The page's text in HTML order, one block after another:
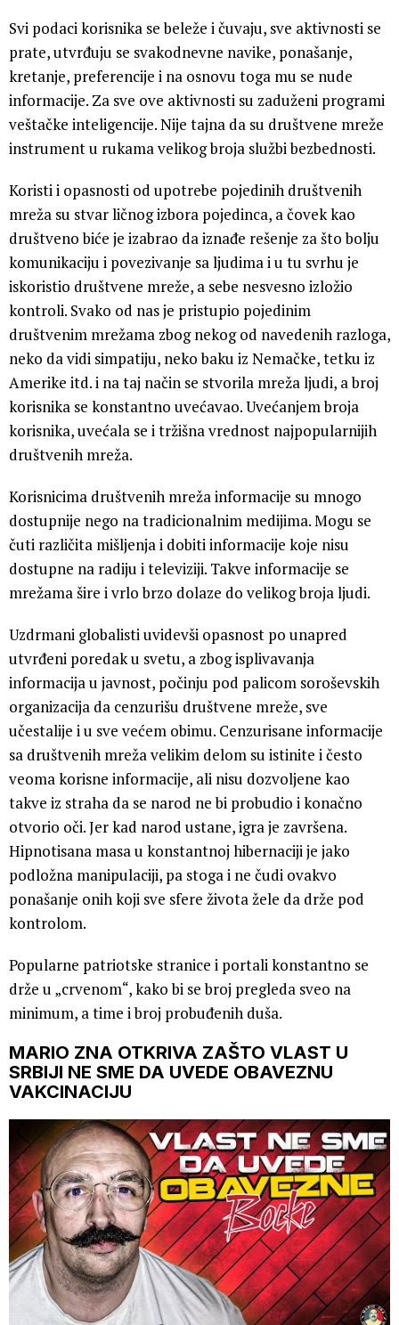
Svi podaci korisnika se beleže i čuvaju, sve aktivnosti se
prate, utvrđuju se svakodnevne navike, ponašanje,
kretanje, preferencije i na osnovu toga mu se nude
informacije. Za sve ove aktivnosti su zaduženi programi
veštačke inteligencije. Nije tajna da su društvene mreže
instrument u rukama velikog broja službi bezbednosti.
Koristi i opasnosti od upotrebe pojedinih društvenih
mreža su stvar ličnog izbora pojedinca, a čovek kao
društveno biće je izabrao da iznađe rešenje za što bolju
komunikaciju i povezivanje sa ljudima i u tu svrhu je
iskoristio društvene mreže, a sebe nesvesno izložio
kontroli. Svako od nas je pristupio pojedinim
društvenim mrežama zbog nekog od navedenih razloga,
neko da vidi simpatiju, neko baku iz Nemačke, tetku iz
Amerike itd. i na taj način se stvorila mreža ljudi, a broj
korisnika se konstantno uvećavao. Uvećanjem broja
korisnika, uvećala se i tržišna vrednost najpopularnijih
društvenih mreža.
Korisnicima društvenih mreža informacije su mnogo
dostupnije nego na tradicionalnim medijima. Mogu se
čuti različita mišljenja i dobiti informacije koje nisu
dostupne na radiju i televiziji. Takve informacije se
mrežama šire i vrlo brzo dolaze do velikog broja ljudi.
Uzdrmani globalisti uvidevši opasnost po unapred
utvrđeni poredak u svetu, a zbog isplivavanja
informacija u javnost, počinju pod palicom soroševskih
organizacija da cenzurišu društvene mreže, sve
učestalije i u sve većem obimu. Cenzurisane informacije
sa društvenih mreža velikim delom su istinite i često
veoma korisne informacije, ali nisu dozvoljene kao
takve iz straha da se narod ne bi probudio i konačno
otvorio oči. Jer kad narod ustane, igra je završena.
Hipnotisana masa u konstantnoj hibernaciji je jako
podložna manipulaciji, pa stoga i ne čudi ovakvo
ponašanje onih koji sve sfere života žele da drže pod
kontrolom.
Popularne patriotske stranice i portali konstantno se
drže u „crvenom“, kako bi se broj pregleda sveo na
minimum, a time i broj probuđenih duša.
MARIO ZNA OTKRIVA ZAŠTO VLAST U
SRBIJI NE SME DA UVEDE OBAVEZNU
VAKCINACIJU